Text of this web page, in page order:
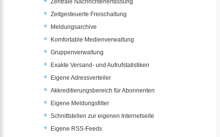
Zentrale Nachrichtenerfassung
Zeitgesteuerte Freischaltung
Meldungsarchive
Komfortable Medienverwaltung
Gruppenverwaltung
Exakte Versand- und Aufrufstatistiken
Eigene Adressverteiler
Akkreditierungsbereich für Abonnenten
Eigene Meldungsfilter
Schnittstellen zur eigenen Internetseite
Eigene RSS-Feeds